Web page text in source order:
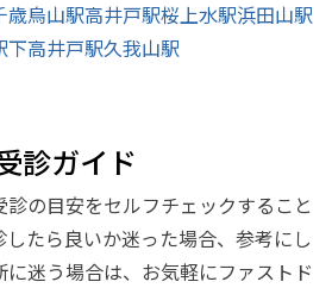
歳烏山駅高井戸駅桜上水駅浜田山駅
下高井戸駅久我山駅
診ガイド
の目安をセルフチェックすること
たら良いか迷った場合、参考にし
迷う場合は、お気軽にファストド